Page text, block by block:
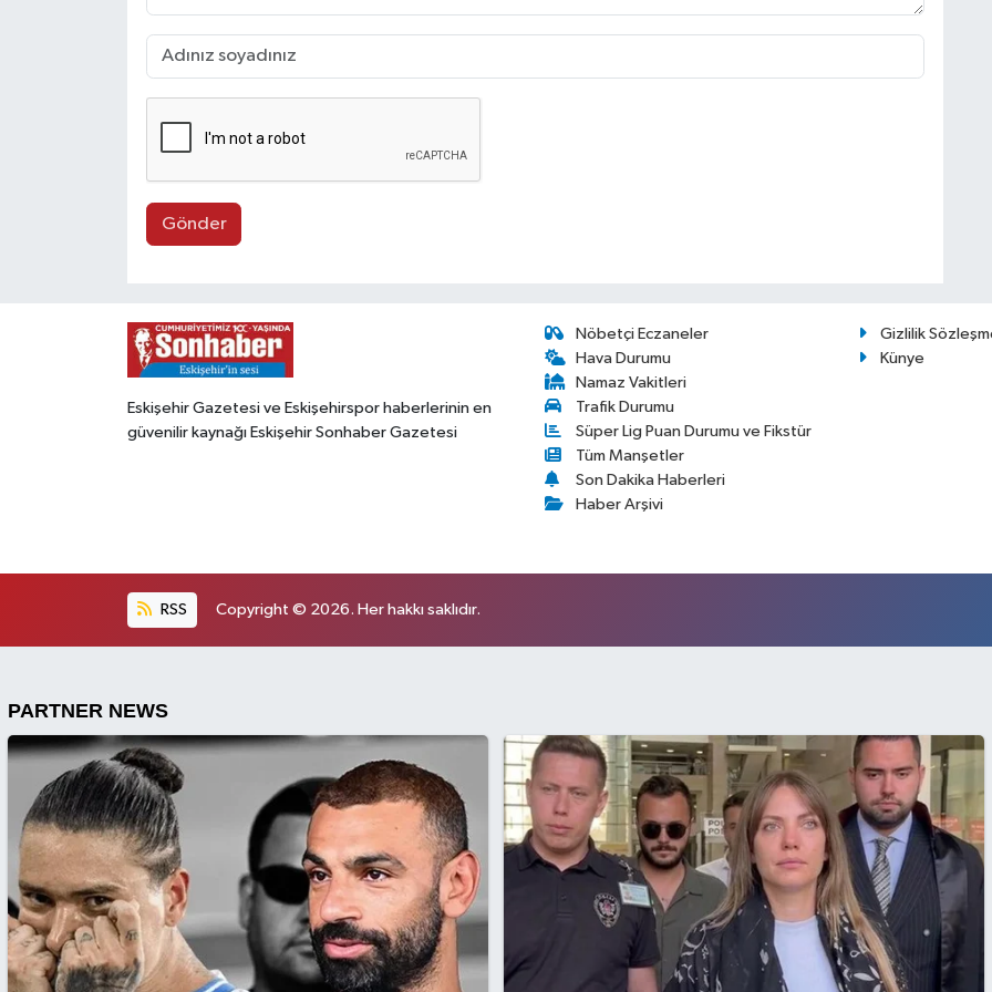
Gönder
Eskişehir Gazetesi ve Eskişehirspor haberlerinin en
güvenilir kaynağı Eskişehir Sonhaber Gazetesi
Nöbetçi Eczaneler
Hava Durumu
Namaz Vakitleri
Trafik Durumu
Süper Lig Puan Durumu ve Fikstür
Tüm Manşetler
Son Dakika Haberleri
Haber Arşivi
Gizlilik
Künye
RSS Copyright © 2026. Her hakkı saklıdır.